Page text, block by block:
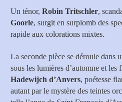
Un ténor, Robin Tritschler,
Goorle, surgit en surplomb des
rapide aux colorations mixtes.
La seconde pièce se déroule dans
sous les lumières d’automne et
Hadewijch d’Anvers, poétesse
autant par le mystère des teintes